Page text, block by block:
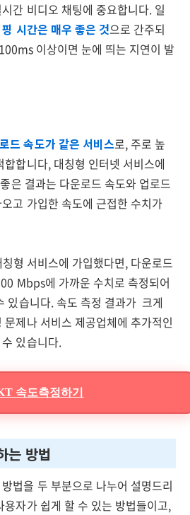
간 비디오 채팅에 중요합니다. 일
시간은 매우 좋은 것으로 간주되
이상이면 눈에 띄는 지연이 발
드 속도가 같은 서비스로, 주로 높
합니다, 대칭형 인터넷 서비스에
은 결과는 다운로드 속도와 업로드
고 가입한 속도에 근접한 수치가
형 서비스에 가입했다면, 다운로드
Mbps에 가까운 수치로 측정되어
있습니다. 속도 측정 결과가 크게
제나 서비스 제공업체에 추가적인
있습니다.
속도측정하기
는 방법
법을 두 부분으로 나누어 설명드리
용자가 쉽게 할 수 있는 방법들이고,